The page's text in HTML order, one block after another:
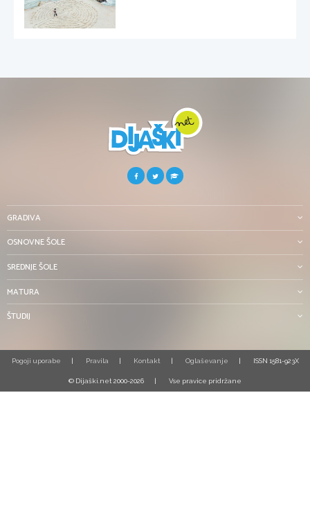
GRADIVA
OSNOVNE ŠOLE
SREDNJE ŠOLE
MATURA
ŠTUDIJ
Pogoji uporabe Pravila Kontakt Oglaševanje ISSN 1581-923X
© Dijaški.net 2000-2026 Vse pravice pridržane